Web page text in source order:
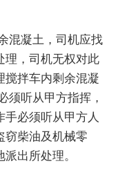
凝土，司机应找
理，司机无权对此
搅拌车内剩余混凝
须听从甲方指挥，
必须听从甲方人
窃柴油及机械零
出所处理。